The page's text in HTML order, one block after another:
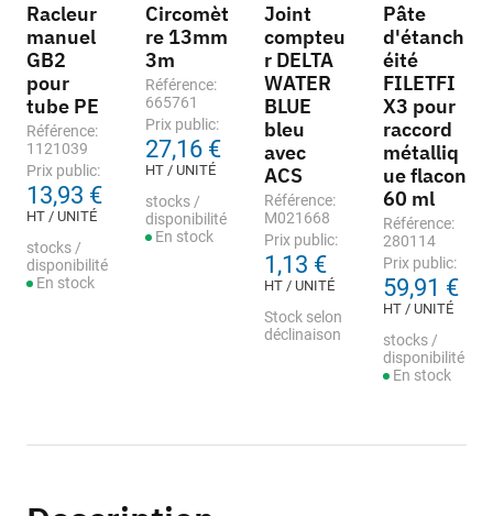
Racleur
manuel
GB2
pour
tube PE
Référence:
1121039
Prix public:
13,93 €
HT / UNITÉ
stocks /
disponibilité
En stock
Circomèt
re 13mm
3m
Référence:
665761
Prix public:
27,16 €
HT / UNITÉ
stocks /
disponibilité
En stock
Joint
compteu
r DELTA
WATER
BLUE
bleu
avec
ACS
Référence:
M021668
Prix public:
1,13 €
HT / UNITÉ
Stock selon
déclinaison
Pâte
d'étanch
éité
FILETFI
X3 pour
raccord
métalliq
ue flacon
60 ml
Référence:
280114
Prix public:
59,91 €
HT / UNITÉ
stocks /
disponibilité
En stock